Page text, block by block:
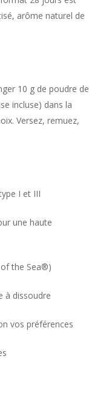
arôme naturel de
10 g de poudre de
incluse) dans la
Versez, remuez,
I et III
une haute
of the Sea®)
à dissoudre
vos préférences